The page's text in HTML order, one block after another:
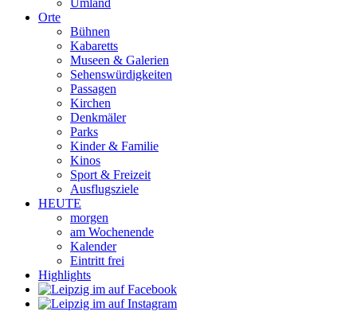
Umland
Orte
Bühnen
Kabaretts
Museen & Galerien
Sehenswürdigkeiten
Passagen
Kirchen
Denkmäler
Parks
Kinder & Familie
Kinos
Sport & Freizeit
Ausflugsziele
HEUTE
morgen
am Wochenende
Kalender
Eintritt frei
Highlights